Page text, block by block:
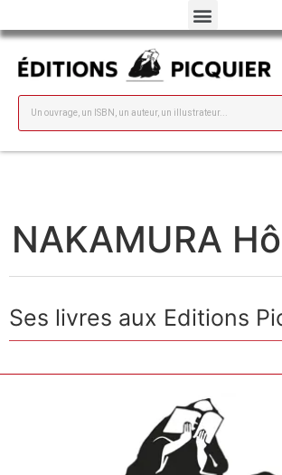
NAKAMURA
Ses livres aux Editions